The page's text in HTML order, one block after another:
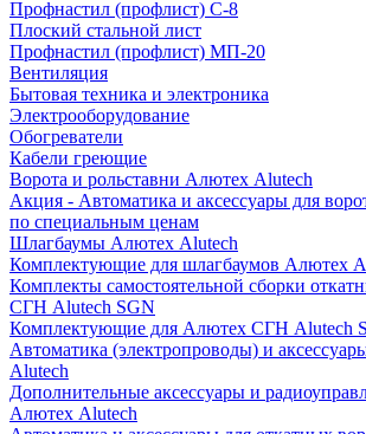
Профнастил (профлист) С-8
Плоский стальной лист
Профнастил (профлист) МП-20
Вентиляция
Бытовая техника и электроника
Электрооборудование
Обогреватели
Кабели греющие
Ворота и рольставни Алютех Alutech
Акция - Автоматика и аксессуары для
по специальным ценам
Шлагбаумы Алютех Alutech
Комплектующие для шлагбаумов Алютех
Комплекты самостоятельной сборки
СГН Alutech SGN
Комплектующие для Алютех СГН Alutech
Автоматика (электропроводы) и
Alutech
Дополнительные аксессуары и
Алютех Alutech